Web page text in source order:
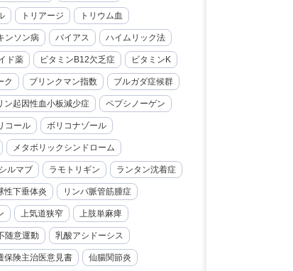
トリアージ トリウム血
ンソン病 バイアス ハイムリック法
ド薬 ビタミンB12欠乏症 ビタミンK
ク ブリンクマン指数 ブルガダ症候群
ン起因性血小板減少症 ペプシノーゲン
コール ボリコナゾール
メタボリックシンドローム
ルマブ ラモトリギン ランタン沈着症
性下垂体炎 リンパ脈管筋腫症
上気道狭窄 上肢単麻痺
随意運動 乳酸アシドーシス
保険主治医意見書 仙腸関節炎